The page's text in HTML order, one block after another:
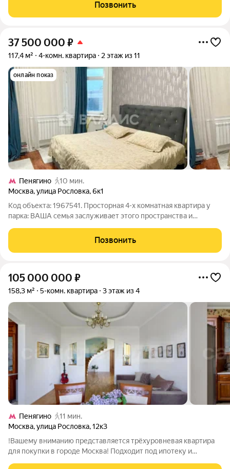
этаж. Комнаты изолированные,
Позвонить
37 500 000 ₽
117,4 м² 4-комн. квартира 2 этаж из 11
онлайн показ
Пенягино
10 мин.
Москва,улица Рословка,6к1
Код объекта: 1967541. Просторная 4-х комнатная квартира у
парка: ВАША семья заслуживает этого пространства и
маршрут для утренних пробежек, детских игр, спокойных
прогулок с колясками. Экология,
Позвонить
105 000 000 ₽
158,3 м² 5-комн. квартира 3 этаж из 4
Пенягино
11 мин.
Москва,улица Рословка,12к3
!Вашему вниманию представляется трёхуровневая квартира
для покупки в городе Москва! Подходит под ипотеку и